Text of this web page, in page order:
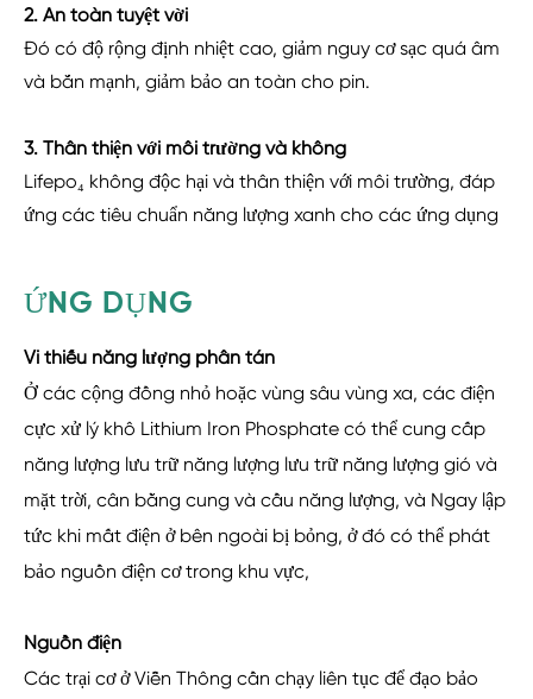
2. An toàn tuyệt vời
Đó có độ rộng định nhiệt cao, giảm nguy cơ sạc quá âm
và bắn mạnh, giảm bảo an toàn cho pin.
3. Thân thiện với môi trường và không
Lifepo₄ không độc hại và thân thiện với môi trường, đáp
ứng các tiêu chuẩn năng lượng xanh cho các ứng dụng
ỨNG DỤNG
Vi thiếu năng lượng phân tán
Ở các cộng đồng nhỏ hoặc vùng sâu vùng xa, các điện
cực xử lý khô Lithium Iron Phosphate có thể cung cấp
năng lượng lưu trữ năng lượng lưu trữ năng lượng gió và
mặt trời, cân bằng cung và cầu năng lượng, và Ngay lập
tức khi mất điện ở bên ngoài bị bỏng, ở đó có thể phát
bảo nguồn điện cơ trong khu vực,
Nguồn điện
Các trại cơ ở Viễn Thông cần chạy liên tục để đạo bảo